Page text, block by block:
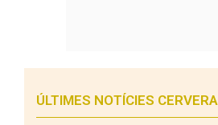
ÚLTIMES NOTÍCIES CERVERA